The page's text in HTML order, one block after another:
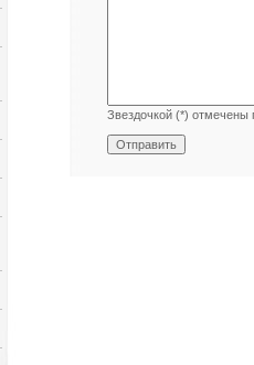
Звездочкой (*) отмечены